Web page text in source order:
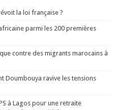
la loi française ?
parmi les 200 premières
contre des migrants marocains à
Doumbouya ravive les tensions
à Lagos pour une retraite